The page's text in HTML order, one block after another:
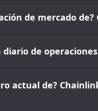
de mercado de?
diario de
actual de?